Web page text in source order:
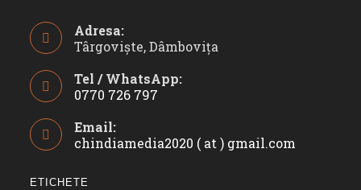
Adresa:
Târgoviște, Dâmbovița
Tel / WhatsApp:
0770 726 797
in
your
Email:
chindiamedia2020 ( at ) gmail.com
ETICHETE